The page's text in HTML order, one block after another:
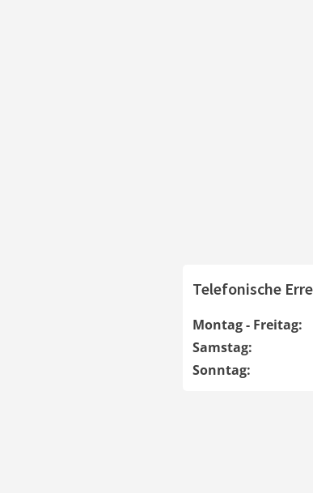
Telefonische
Montag - Freitag:
Samstag:
Sonntag: